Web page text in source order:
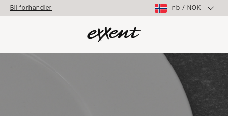
Bli forhandler nb / NOK